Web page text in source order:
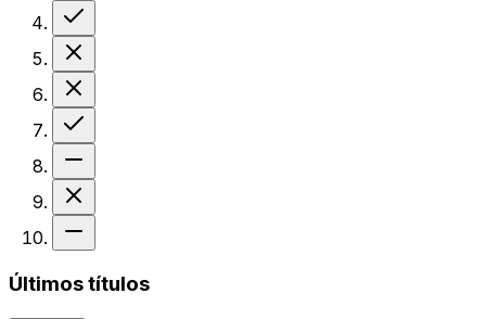
Últimos títulos